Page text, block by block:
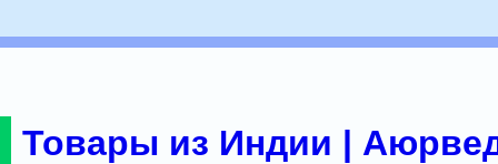
Товары из Индии |